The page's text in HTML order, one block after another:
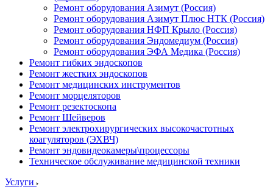
Ремонт оборудования Азимут (Россия)
Ремонт оборудования Азимут Плюс НТК (Россия)
Ремонт оборудования НФП Крыло (Россия)
Ремонт оборудования Эндомедиум (Россия)
Ремонт оборудования ЭФА Медика (Россия)
Ремонт гибких эндоскопов
Ремонт жестких эндоскопов
Ремонт медицинских инструментов
Ремонт морцеляторов
Ремонт резектоскопа
Ремонт Шейверов
Ремонт электрохирургических высокочастотных
коагуляторов (ЭХВЧ)
Ремонт эндовидеокамеры\процессоры
Техническое обслуживание медицинской техники
Услуги